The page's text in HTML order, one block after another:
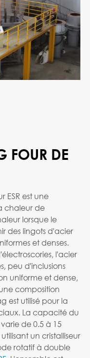
FOUR DE
ESR est une
chaleur de
lorsque le
des lingots d'acier
et denses.
l'acier
peu d'inclusions
uniforme et dense,
composition
est utilisé pour la
La capacité du
de 0.5 à 15
un cristalliseur
rotatif à double